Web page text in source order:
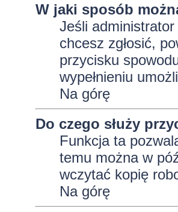
W jaki sposób
Jeśli
chcesz zgłosić,
przycisku
wypełnieniu
Na górę
Do czego służy
Funkcja ta
temu można w
wczytać kopię
Na górę